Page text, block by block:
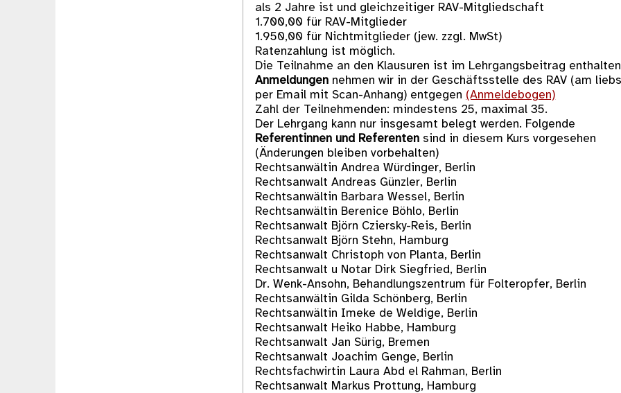
als 2 Jahre ist und gleichzeitiger RAV-Mitgliedschaft
1.700,00 für RAV-Mitglieder
1.950,00 für Nichtmitglieder (jew. zzgl. MwSt)
Ratenzahlung ist möglich.
Die Teilnahme an den Klausuren ist im Lehrgangsbeitrag
Anmeldungen nehmen wir in der Geschäftsstelle des RAV (am
per Email mit Scan-Anhang) entgegen (Anmeldebogen)
Zahl der Teilnehmenden: mindestens 25, maximal 35.
Der Lehrgang kann nur insgesamt belegt werden. Folgende
Referentinnen und Referenten sind in diesem Kurs vorgesehen
(Änderungen bleiben vorbehalten)
Rechtsanwältin Andrea Würdinger, Berlin
Rechtsanwalt Andreas Günzler, Berlin
Rechtsanwältin Barbara Wessel, Berlin
Rechtsanwältin Berenice Böhlo, Berlin
Rechtsanwalt Björn Cziersky-Reis, Berlin
Rechtsanwalt Björn Stehn, Hamburg
Rechtsanwalt Christoph von Planta, Berlin
Rechtsanwalt u Notar Dirk Siegfried, Berlin
Dr. Wenk-Ansohn, Behandlungszentrum für Folteropfer, Berlin
Rechtsanwältin Gilda Schönberg, Berlin
Rechtsanwältin Imeke de Weldige, Berlin
Rechtsanwalt Heiko Habbe, Hamburg
Rechtsanwalt Jan Sürig, Bremen
Rechtsanwalt Joachim Genge, Berlin
Rechtsfachwirtin Laura Abd el Rahman, Berlin
Rechtsanwalt Markus Prottung, Hamburg